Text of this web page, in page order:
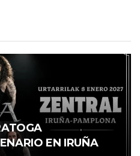
EN IRUÑA